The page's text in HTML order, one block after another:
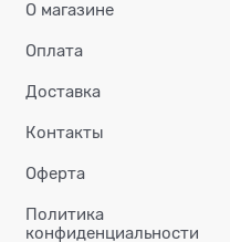
О магазине
Оплата
Доставка
Контакты
Оферта
Политика
конфиденциальности